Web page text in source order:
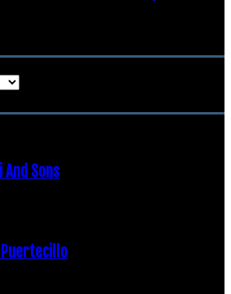
And Sons
Puertecillo